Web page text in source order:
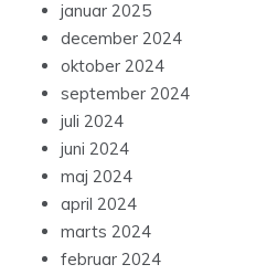
januar 2025
december 2024
oktober 2024
september 2024
juli 2024
juni 2024
maj 2024
april 2024
marts 2024
februar 2024